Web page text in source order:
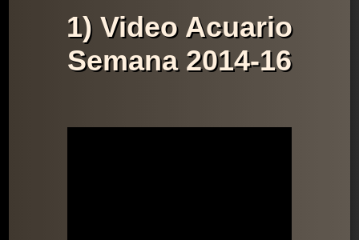
1) Video Acuario
Semana 2014-16